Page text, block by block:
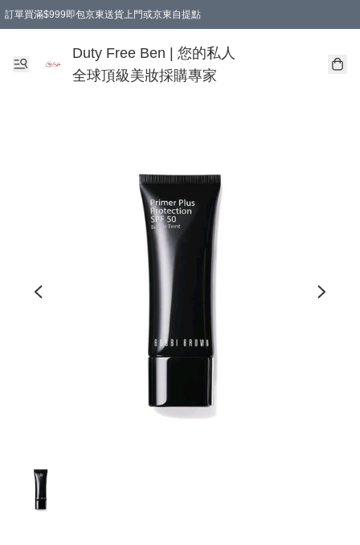
訂單買滿$999即包京東送貨上門或京東自提點
Duty Free Ben | 您的私人
全球頂級美妝採購專家